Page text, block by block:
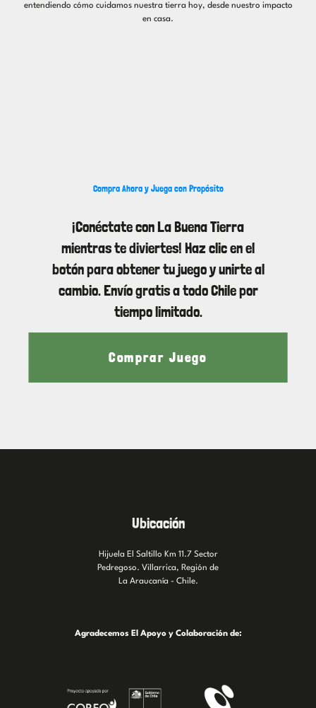
entendiendo cómo cuidamos nuestra tierra hoy, desde nuestro impacto
en casa.
Compra Ahora y Juega con Propósito
¡Conéctate con La Buena Tierra
mientras te diviertes! Haz clic en el
botón para obtener tu juego y unirte al
cambio. Envío gratis a todo Chile por
tiempo limitado.
Comprar Juego
Ubicación
Hijuela El Saltillo Km 11.7 Sector
Pedregoso. Villarrica, Región de
La Araucanía - Chile.
Agradecemos El Apoyo y Colaboración de: